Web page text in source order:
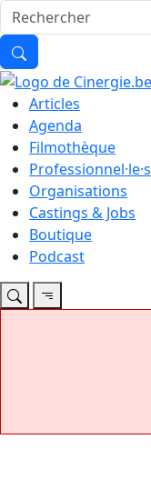
Articles
Agenda
Filmothèque
Professionnel·le·s
Organisations
Castings & Jobs
Boutique
Podcast